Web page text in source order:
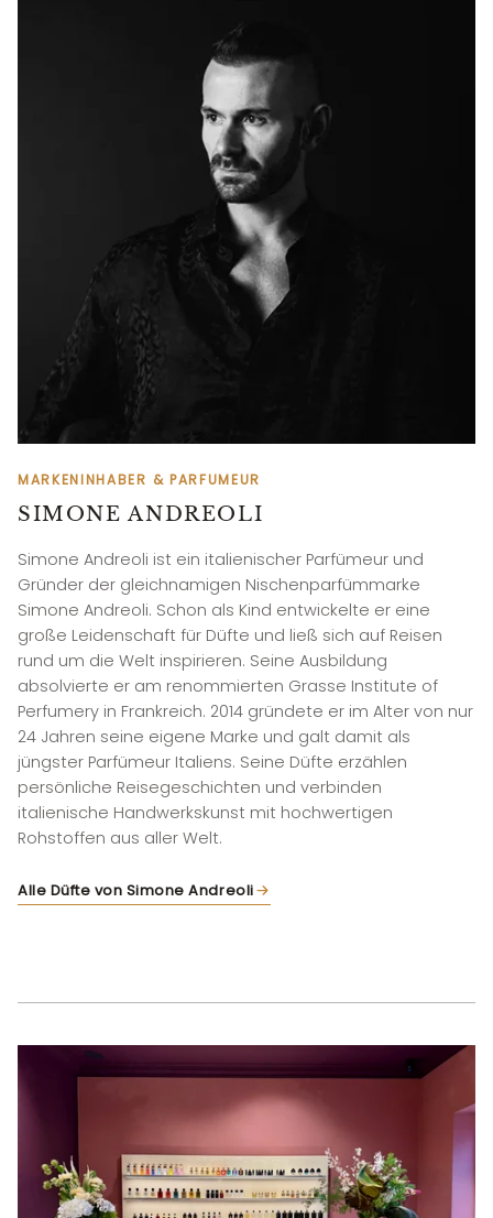
MARKENINHABER & PARFUMEUR
SIMONE ANDREOLI
Simone Andreoli ist ein italienischer Parfümeur und
Gründer der gleichnamigen Nischenparfümmarke
Simone Andreoli. Schon als Kind entwickelte er eine
große Leidenschaft für Düfte und ließ sich auf Reisen
rund um die Welt inspirieren. Seine Ausbildung
absolvierte er am renommierten Grasse Institute of
Perfumery in Frankreich. 2014 gründete er im Alter von nur
24 Jahren seine eigene Marke und galt damit als
jüngster Parfümeur Italiens. Seine Düfte erzählen
persönliche Reisegeschichten und verbinden
italienische Handwerkskunst mit hochwertigen
Rohstoffen aus aller Welt.
Alle Düfte von Simone Andreoli